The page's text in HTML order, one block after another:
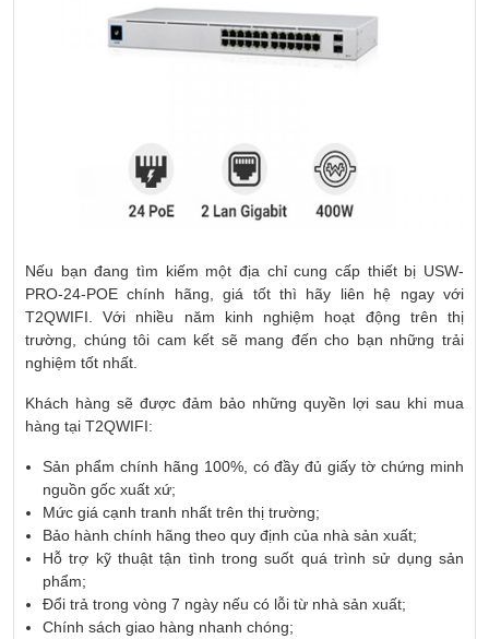
Nếu bạn đang tìm kiếm một địa chỉ cung cấp thiết bị USW-
PRO-24-POE chính hãng, giá tốt thì hãy liên hệ ngay với
T2QWIFI. Với nhiều năm kinh nghiệm hoạt động trên thị
trường, chúng tôi cam kết sẽ mang đến cho bạn những trải
nghiệm tốt nhất.
Khách hàng sẽ được đảm bảo những quyền lợi sau khi mua
hàng tại T2QWIFI:
Sản phẩm chính hãng 100%, có đầy đủ giấy tờ chứng minh
nguồn gốc xuất xứ;
Mức giá cạnh tranh nhất trên thị trường;
Bảo hành chính hãng theo quy định của nhà sản xuất;
Hỗ trợ kỹ thuật tận tình trong suốt quá trình sử dụng sản
phẩm;
Đổi trả trong vòng 7 ngày nếu có lỗi từ nhà sản xuất;
Chính sách giao hàng nhanh chóng;